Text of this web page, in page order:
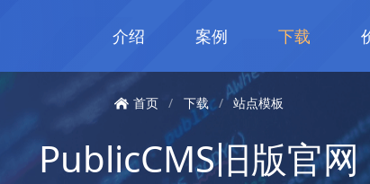
介绍 案例 下载
首页 / 下载 / 站点模板
PublicCMS旧版官网